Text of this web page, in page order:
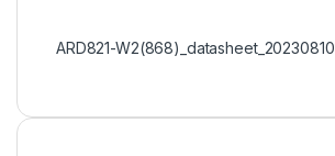
ARD821-W2(868)_datasheet_20230810